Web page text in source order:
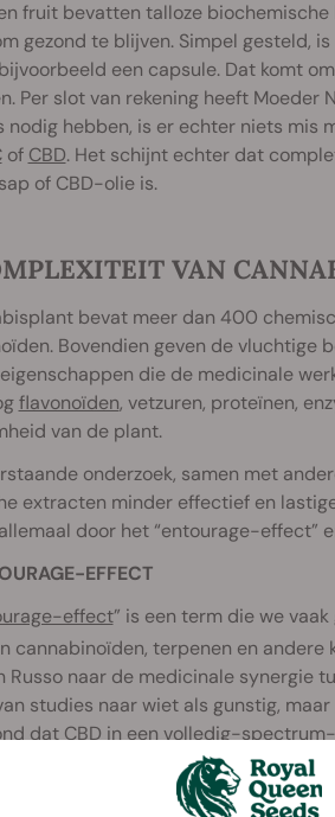
fruit bevatten talloze
gezond te blijven. Simpel gesteld,
een capsule. Dat komt
Per slot van rekening heeft
nodig hebben, is er echter niets mis
of CBD. Het schijnt echter dat
of CBD-olie is.
VAN
bevat meer dan 400
Bovendien geven de vluchtige
die de medicinale
flavonoïden, vetzuren, proteïnen,
van de plant.
onderzoek, samen met
extracten minder effectief en
door het “entourage-effect”
EFFECT
effect” is een term die we
cannabinoïden, terpenen en
Russo naar de medicinale synergie
studies naar wiet als gunstig,
dat CBD in eenvolledig-
ervan met CB1-receptoren
van pijn en ontstekingen.